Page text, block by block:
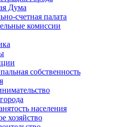
Дума
счетная палата
комиссии
собственность
населения
хозяйство